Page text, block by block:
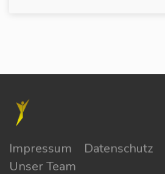
Impressum Datenschutz
Unser Team